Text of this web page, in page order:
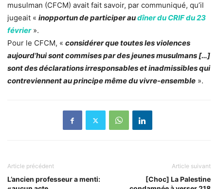
musulman (CFCM) avait fait savoir, par communiqué, qu’il
jugeait « inopportun de participer audîner du CRIF du 23
février ».
Pour le CFCM, « considérer que toutes les violences
aujourd’hui sont commises par des jeunes musulmans […]
sont des déclarations irresponsables et inadmissibles qui
contreviennent au principe même du vivre-ensemble ».
Article précédent
L’ancien professeur a menti:
Article suivant
[Choc] La Palestine